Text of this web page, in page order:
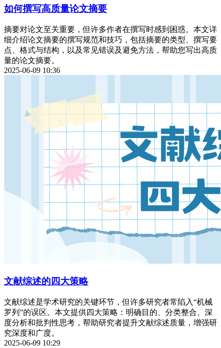
如何撰写高质量论文摘要
摘要对论文至关重要，但许多作者在撰写时感到困惑。本文详
细介绍论文摘要的撰写规范和技巧，包括摘要的类型、撰写要
点、格式与结构，以及常见错误及避免方法，帮助您写出高质
量的论文摘要。
2025-06-09 10:36
文献综述的四大策略
文献综述是学术研究的关键环节，但许多研究者常陷入“机械
罗列”的误区。本文提供四大策略：明确目的、分类整合、深
度分析和批判性思考，帮助研究者提升文献综述质量，增强研
究深度和广度。
2025-06-09 10:29